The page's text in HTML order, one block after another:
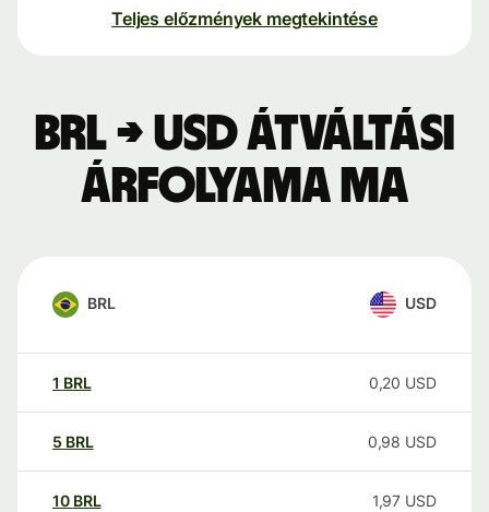
Teljes előzmények megtekintése
BRL → USD átváltási
árfolyama ma
BRL USD
1 BRL 0,20 USD
5 BRL 0,98 USD
10 BRL 1,97 USD